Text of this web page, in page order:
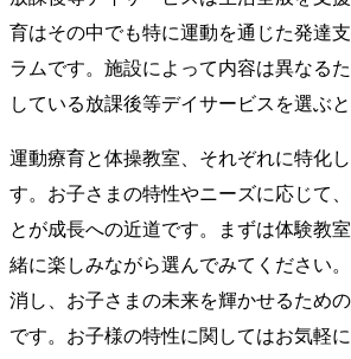
育はその中でも特に運動を通じた発達
ラムです。施設によって内容は異なる
している放課後等デイサービスを選ぶと
運動療育と体操教室、それぞれに特化
す。お子さまの特性やニーズに応じて
とが成長への近道です。まずは体験教
緒に楽しみながら選んでみてください
消し、お子さまの未来を輝かせるため
です。お子様の特性に関してはお気軽に